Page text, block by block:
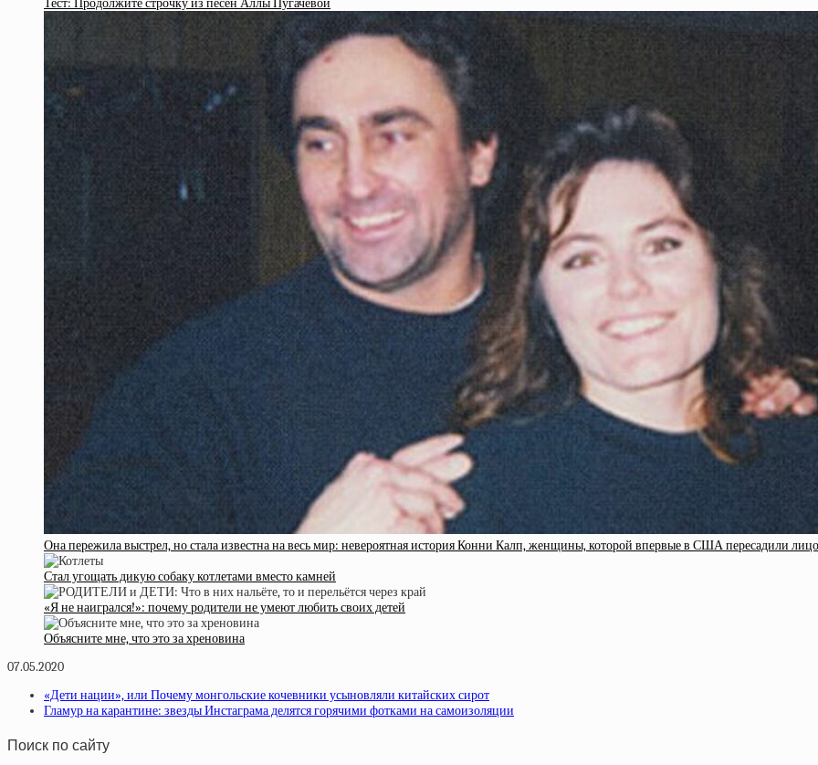
Она пережила выстрел, но стала известна на весь мир: невероятная история Конни Калп, женщины, которой впервые в США пересадили лицо
Стал угощать дикую собаку котлетами вместо камней
«Я не наигрался!»: почему родители не умеют любить своих детей
Объясните мне, что это за хреновина
07.05.2020
«Дети нации», или Почему монгольские кочевники усыновляли китайских сирот
Гламур на карантине: звезды Инстаграма делятся горячими фотками на самоизоляции
Поиск по сайту